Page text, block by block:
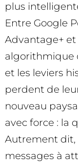
plus
Entre Google
Advantage+
algorithmique
et les leviers
perdent de
nouveau
avec force : la
Autrement dit,
messages à